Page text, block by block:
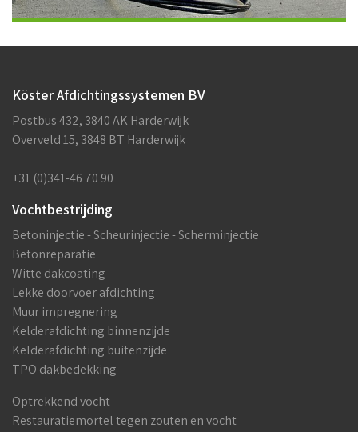
Köster Afdichtingssystemen BV
Postbus 432, 3840 AK Harderwijk
Overveld 15, 3848 BT Harderwijk
+31 (0)341-46 70 90
Vochtbestrijding
Betoninjectie - Scheurinjectie - Scherminjectie
Betonreparatie
Witte dakcoating
Lekke doorvoer afdichting
Muur impregnering
Kelderafdichting binnenzijde
Kelderafdichting buitenzijde
TPO dakbedekking
Optrekkend vocht
Restauratiemortel tegen zouten en vocht